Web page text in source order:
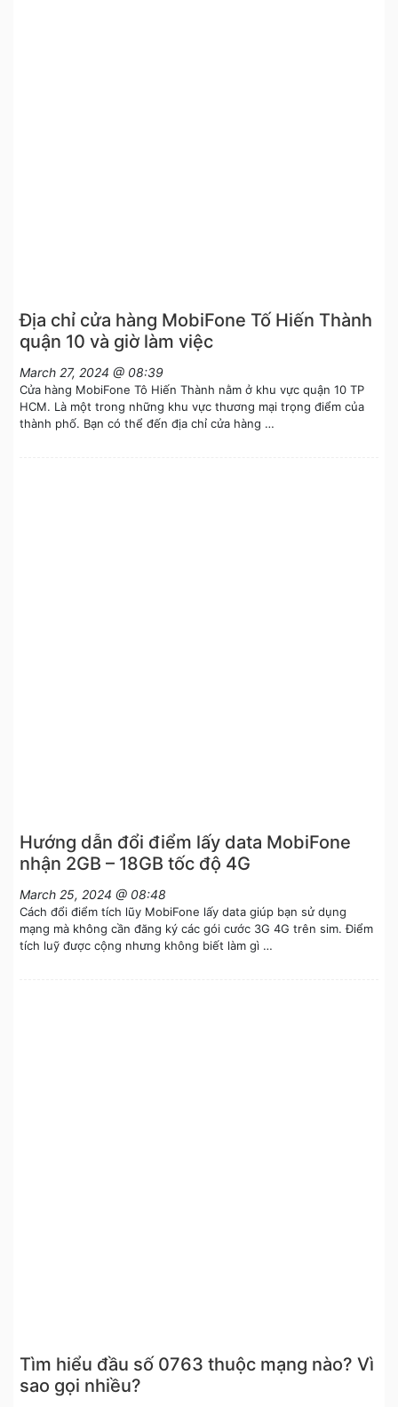
Địa chỉ cửa hàng MobiFone Tố Hiến Thành
quận 10 và giờ làm việc
March 27, 2024 @ 08:39
Cửa hàng MobiFone Tô Hiến Thành nằm ở khu vực quận 10 TP
HCM. Là một trong những khu vực thương mại trọng điểm của
thành phố. Bạn có thể đến địa chỉ cửa hàng …
Hướng dẫn đổi điểm lấy data MobiFone
nhận 2GB – 18GB tốc độ 4G
March 25, 2024 @ 08:48
Cách đổi điểm tích lũy MobiFone lấy data giúp bạn sử dụng
mạng mà không cần đăng ký các gói cước 3G 4G trên sim. Điểm
tích luỹ được cộng nhưng không biết làm gì …
Tìm hiểu đầu số 0763 thuộc mạng nào? Vì
sao gọi nhiều?